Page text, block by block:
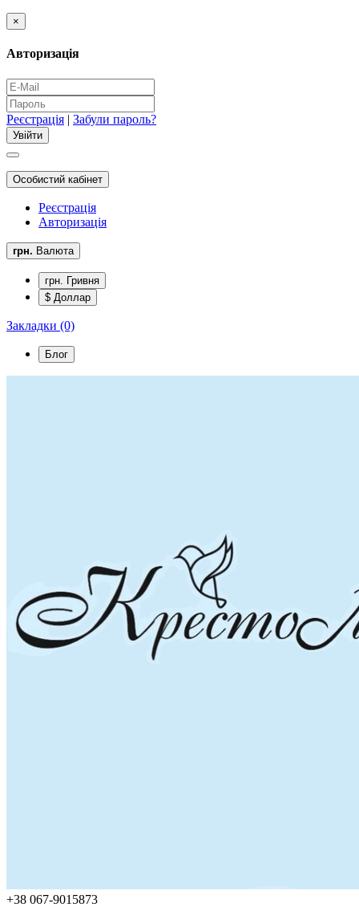
×
Авторизація
Реєстрація | Забули пароль?
Особистий кабінет
Реєстрація
Авторизація
грн. Валюта
грн. Гривня
$ Доллар
Закладки (0)
Блог
+38 067-9015873